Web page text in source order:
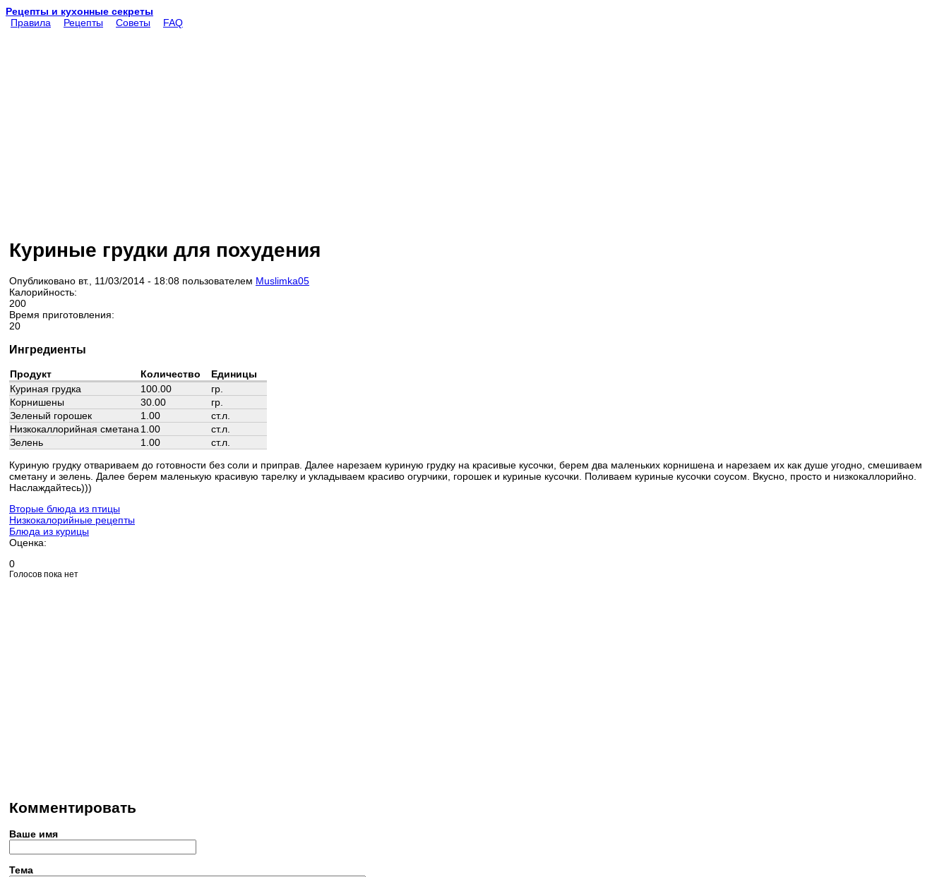
Рецепты и кухонные секреты
Правила
Рецепты Советы FAQ
Куриные грудки для похудения
Опубликовано вт., 11/03/2014 - 18:08 пользователем Muslimka05
Калорийность:
200
Время приготовления:
20
Ингредиенты
Продукт Количество
Единицы
Куриная грудка
100.00
гр.
Корнишены
30.00
гр.
Зеленый горошек
1.00
ст.л.
Низкокаллорийная сметана1.00
ст.л.
Зелень
1.00
ст.л.
Куриную грудку отвариваем до готовности без соли и приправ. Далее нарезаем куриную грудку на красивые кусочки, берем два маленьких корнишена и нарезаем их как душе угодно, смешиваем
сметану и зелень. Далее берем маленькую красивую тарелку и укладываем красиво огурчики, горошек и куриные кусочки. Поливаем куриные кусочки соусом. Вкусно, просто и низкокаллорийно.
Наслаждайтесь)))
Вторые блюда из птицы
Низкокалорийные рецепты
Блюда из курицы
Оценка:
0
Голосов пока нет
Комментировать
Ваше имя
Тема